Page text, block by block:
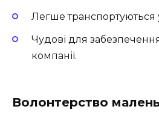
Легше транспортуються
Чудові для
компанії.
Волонтерство